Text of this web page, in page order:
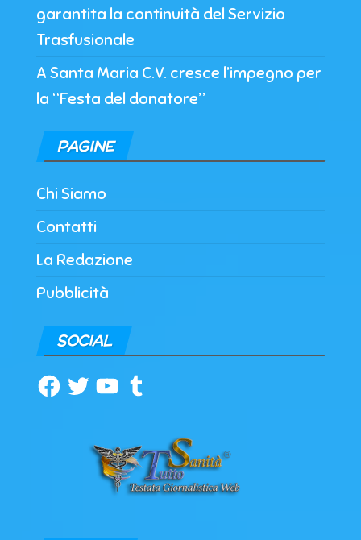
garantita la continuità del Servizio
Trasfusionale
A Santa Maria C.V. cresce l’impegno per
la “Festa del donatore”
PAGINE
Chi Siamo
Contatti
La Redazione
Pubblicità
SOCIAL
Facebook
TwitterYouTubeTumblr